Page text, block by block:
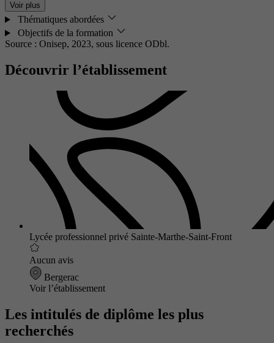
Voir plus
Thématiques abordées
Objectifs de la formation
Source : Onisep, 2023, sous licence ODbl.
Découvrir l’établissement
Lycée professionnel privé Sainte-Marthe-Saint-Front
Aucun avis
Bergerac
Voir l’établissement
Les intitulés de diplôme les plus
recherchés